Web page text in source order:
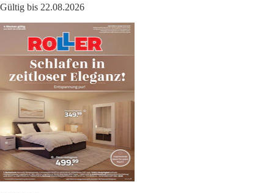
Gültig bis 22.08.2026